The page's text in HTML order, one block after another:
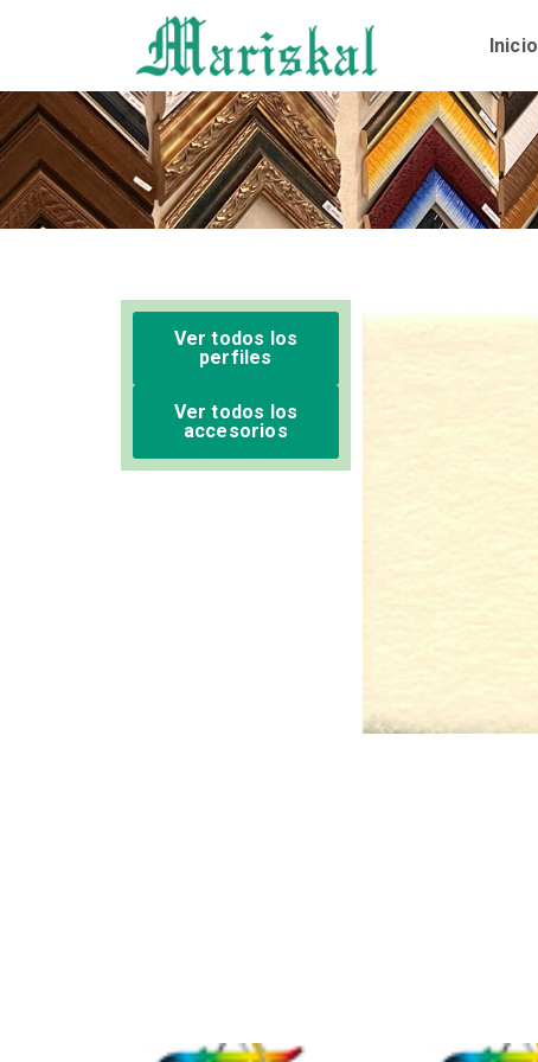
Inicio
Ver todos los
perfiles
Ver todos los
accesorios